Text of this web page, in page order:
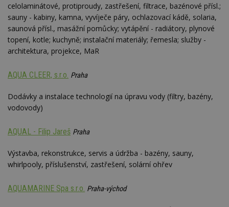
celolaminátové, protiproudy, zastřešení, filtrace, bazénové přísl.;
sauny - kabiny, kamna, vyvíječe páry, ochlazovací kádě, solaria,
saunová přísl., masážní pomůcky; vytápění - radiátory, plynové
topení, kotle; kuchyně; instalační materiály; řemesla; služby -
architektura, projekce, MaR
AQUA CLEER, s.r.o. Praha
Dodávky a instalace technologií na úpravu vody (filtry, bazény,
vodovody)
AQUAL - Filip Jareš Praha
Výstavba, rekonstrukce, servis a údržba - bazény, sauny,
whirlpooly, příslušenství, zastřešení, solární ohřev
AQUAMARINE Spa s.r.o. Praha-východ